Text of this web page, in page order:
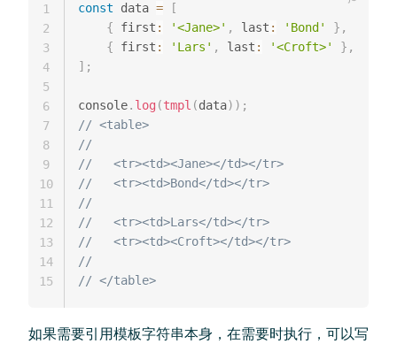
const data =
[
{ first : '<Jane>' , last : 'Bond' } ,
{ first : 'Lars' , last : '<Croft>' } ,
] ;
console. log (tmpl (data) ) ;
// <table>
//
//   <tr><td><Jane></td></tr>
//   <tr><td>Bond</td></tr>
//
//   <tr><td>Lars</td></tr>
//   <tr><td><Croft></td></tr>
//
// </table>
1
2
3
4
5
6
7
8
9
10
11
12
13
14
15
如果需要引用模板字符串本身，在需要时执行，可以写